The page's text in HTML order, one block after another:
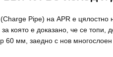
Pipe) на APR е
която е доказано, че се
60 мм, заедно с нов